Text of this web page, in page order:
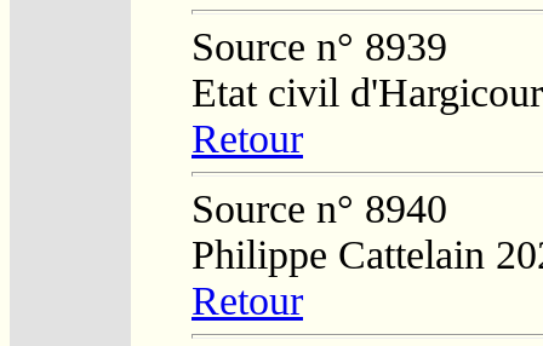
Source n° 8939
Etat civil
Retour
Source n° 8940
Philippe Cattelain
Retour